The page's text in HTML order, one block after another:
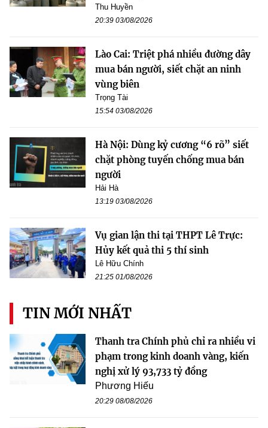
Thu Huyền
20:39 03/08/2026
Lào Cai: Triệt phá nhiều đường dây
mua bán người, siết chặt an ninh
vùng biên
Trọng Tài
15:54 03/08/2026
Hà Nội: Dùng kỷ cương “6 rõ” siết
chặt phòng tuyến chống mua bán
người
Hải Hà
13:19 03/08/2026
Vụ gian lận thi tại THPT Lê Trực:
Hủy kết quả thi 5 thí sinh
Lê Hữu Chính
21:25 01/08/2026
TIN MỚI NHẤT
Thanh tra Chính phủ chỉ ra nhiều vi
phạm trong kinh doanh vàng, kiến
nghị xử lý 93,733 tỷ đồng
Phương Hiếu
20:29 08/08/2026